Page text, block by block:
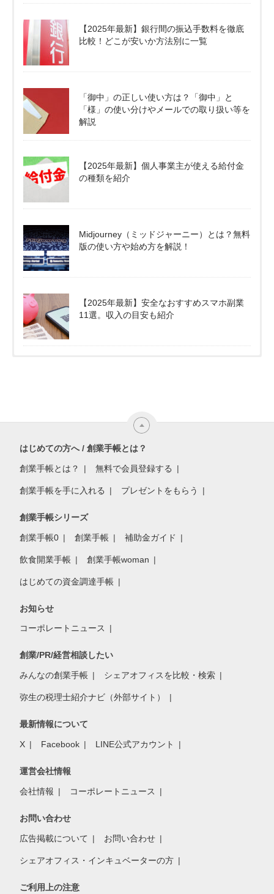
【2025年最新】銀行間の振込手数料を徹底
比較！どこが安いか方法別に一覧
「御中」の正しい使い方は？「御中」と
「様」の使い分けやメールでの取り扱い等を
解説
【2025年最新】個人事業主が使える給付金
の種類を紹介
Midjourney（ミッドジャーニー）とは？無料
版の使い方や始め方を解説！
【2025年最新】安全なおすすめスマホ副業
11選。収入の目安も紹介
はじめての方へ / 創業手帳とは？
創業手帳とは？ 無料で会員登録する
創業手帳を手に入れる プレゼントをもらう
創業手帳シリーズ
創業手帳0 創業手帳 補助金ガイド
飲食開業手帳 創業手帳woman
はじめての資金調達手帳
お知らせ
コーポレートニュース
創業/PR/経営相談したい
みんなの創業手帳 シェアオフィスを比較・検索
弥生の税理士紹介ナビ（外部サイト）
最新情報について
X Facebook LINE公式アカウント
運営会社情報
会社情報 コーポレートニュース
お問い合わせ
広告掲載について お問い合わせ
シェアオフィス・インキュベーターの方
ご利用上の注意